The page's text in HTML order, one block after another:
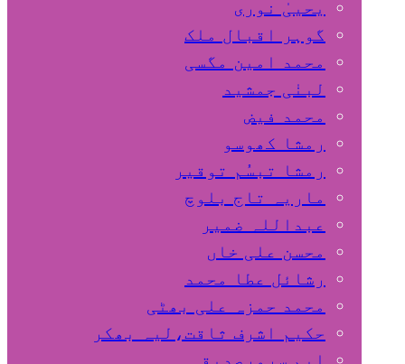
گوہر اقبال ملک
محمد امین مگسی
لبنٰی جمشید
محمد فیض
رمشا کھوسو
رمشا تبسُم توقیر
ماریہ تاج بلوچ
عبداللہ ضمیر
محسن علی خاں
رشائل عطا محمد
محمد حمزہ علی بھٹی
حکیم اشرف ثاقت،لیہ بھکر
ایم سرورصدیقی